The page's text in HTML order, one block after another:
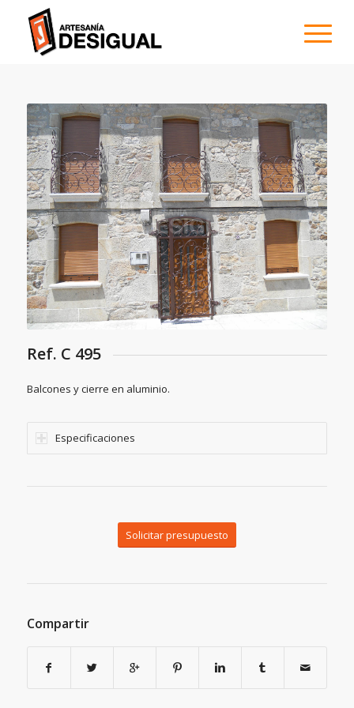
Ref. C 495
Balcones y cierre en aluminio.
Especificaciones
Solicitar presupuesto
Compartir